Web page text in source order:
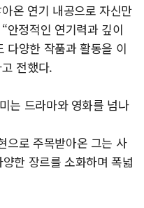
온 연기 내공으로 자신만
안정적인 연기력과 깊이
다양한 작품과 활동을 이
전했다.
는 드라마와 영화를 넘나
으로 주목받아온 그는 사
한 장르를 소화하며 폭넓